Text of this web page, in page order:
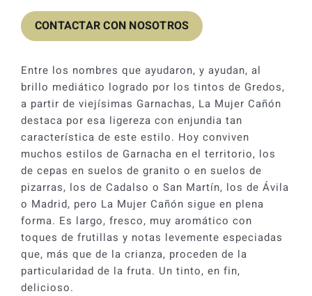
CONTACTAR CON NOSOTROS
Entre los nombres que ayudaron, y ayudan, al
brillo mediático logrado por los tintos de Gredos,
a partir de viejísimas Garnachas, La Mujer Cañón
destaca por esa ligereza con enjundia tan
característica de este estilo. Hoy conviven
muchos estilos de Garnacha en el territorio, los
de cepas en suelos de granito o en suelos de
pizarras, los de Cadalso o San Martín, los de Ávila
o Madrid, pero La Mujer Cañón sigue en plena
forma. Es largo, fresco, muy aromático con
toques de frutillas y notas levemente especiadas
que, más que de la crianza, proceden de la
particularidad de la fruta. Un tinto, en fin,
delicioso.